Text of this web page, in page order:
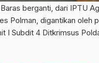
berganti, dari IPTU
Polman, digantikan oleh
I Subdit 4 Ditkrimsus